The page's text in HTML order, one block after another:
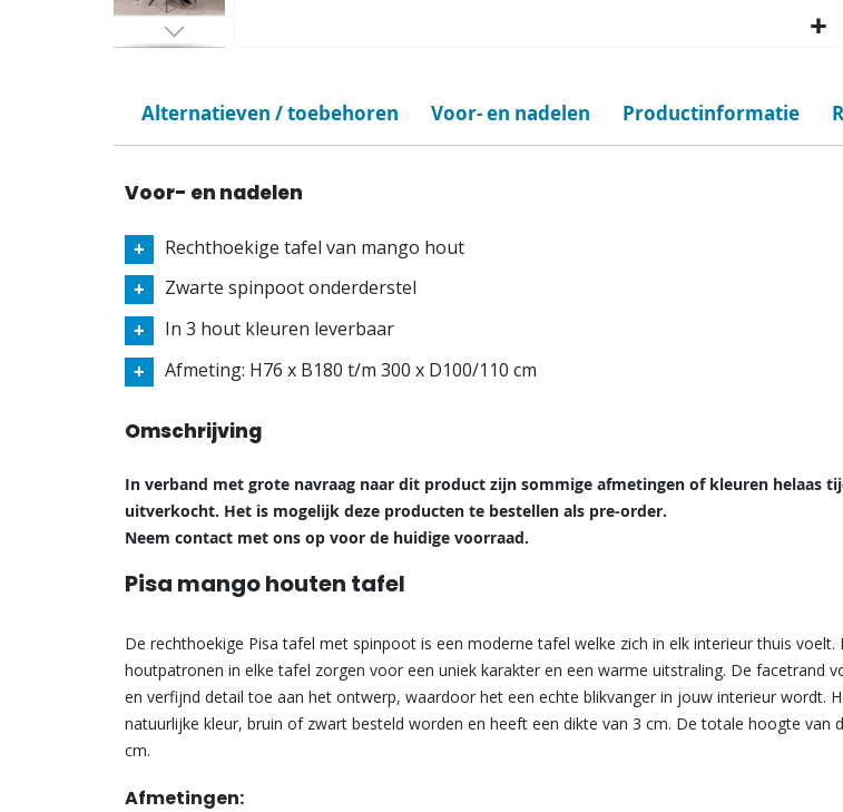
Alternatieven / toebehoren Voor- en nadelen Productinformatie
Voor- en nadelen
Rechthoekige tafel van mango hout
Zwarte spinpoot onderderstel
In 3 hout kleuren leverbaar
Afmeting: H76 x B180 t/m 300 x D100/110 cm
Omschrijving
In verband met grote navraag naar dit product zijn sommige afmetingen of kleuren helaas
uitverkocht. Het is mogelijk deze producten te bestellen als pre-order.
Neem contact met ons op voor de huidige voorraad.
Pisa mango houten tafel
De rechthoekige Pisa tafel met spinpoot is een moderne tafel welke zich in elk interieur thuis voelt.
houtpatronen in elke tafel zorgen voor een uniek karakter en een warme uitstraling. De facetrand
en verfijnd detail toe aan het ontwerp, waardoor het een echte blikvanger in jouw interieur wordt.
natuurlijke kleur, bruin of zwart besteld worden en heeft een dikte van 3 cm. De totale hoogte van
cm.
Afmetingen: